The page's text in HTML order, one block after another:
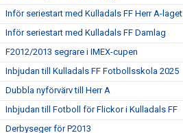
Inför seriestart med Kulladals FF Herr A-laget
Inför seriestart med Kulladals FF Damlag
F2012/2013 segrare i IMEX-cupen
Inbjudan till Kulladals FF Fotbollsskola 2025
Dubbla nyförvärv till Herr A
Inbjudan till Fotboll för Flickor i Kulladals FF
Derbyseger för P2013